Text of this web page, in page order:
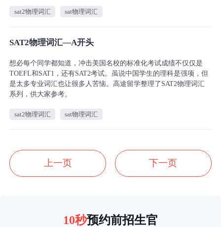
sat2物理词汇 sat物理词汇
SAT2物理词汇—A开头
想必每个同学都知道，冲击美国名校的标准化考试成绩不仅仅是
TOEFL和SAT1，还有SAT2考试。虽说中国学生的理科是强项，但
是太多专业词汇也让很多人苦恼。高途留学整理了SAT2物理词汇
系列，供大家参考。
sat2物理词汇 sat物理词汇
上一页 下一页
10秒预约前招生官